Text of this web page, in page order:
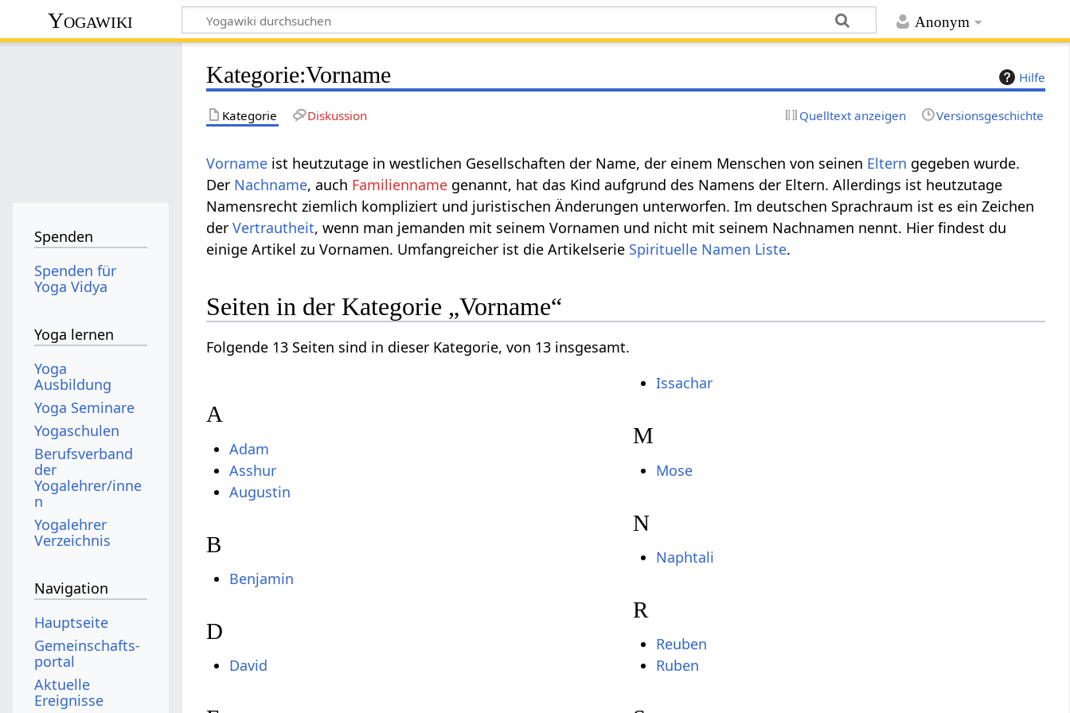
Anonym
Yogawiki
Hilfe
Kategorie:Vorname
Kategorie Diskussion Quelltext anzeigen Versionsgeschichte
Vorname ist heutzutage in westlichen Gesellschaften der Name, der einem Menschen von seinen Eltern gegeben wurde.
Der Nachname, auch Familienname genannt, hat das Kind aufgrund des Namens der Eltern. Allerdings ist heutzutage
Namensrecht ziemlich kompliziert und juristischen Änderungen unterworfen. Im deutschen Sprachraum ist es ein Zeichen
derVertrautheit, wenn man jemanden mit seinem Vornamen und nicht mit seinem Nachnamen nennt. Hier findest du
einige Artikel zu Vornamen. Umfangreicher ist die Artikelserie Spirituelle Namen Liste.
Seiten in der Kategorie „Vorname“
Folgende 13 Seiten sind in dieser Kategorie, von 13 insgesamt.
A
Adam
Asshur
Augustin
B
Benjamin
D
David
Issachar
M
Mose
N
Naphtali
R
Reuben
Ruben
Spenden
Spenden für
Yoga Vidya
Yoga lernen
Yoga
Ausbildung
Yoga Seminare
Yogaschulen
Berufsverband
der
Yogalehrer/inne
n
Yogalehrer
Verzeichnis
Navigation
Hauptseite
Gemeinschafts­
portal
Aktuelle
Ereignisse